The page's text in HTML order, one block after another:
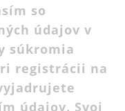
so
údajov v
súkromia
registrácii na
údajov. Svoj